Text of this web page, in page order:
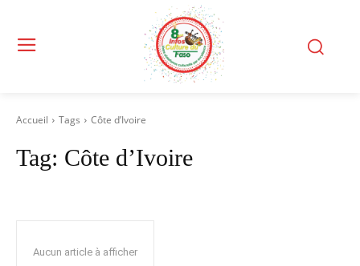
Accueil Tags Côte d’Ivoire
Tag: Côte d’Ivoire
Aucun article à afficher